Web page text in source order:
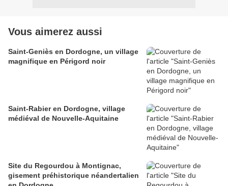
Vous aimerez aussi
Saint-Geniès en Dordogne, un village
magnifique en Périgord noir
Saint-Rabier en Dordogne, village
médiéval de Nouvelle-Aquitaine
Site du Regourdou à Montignac,
gisement préhistorique néandertalien